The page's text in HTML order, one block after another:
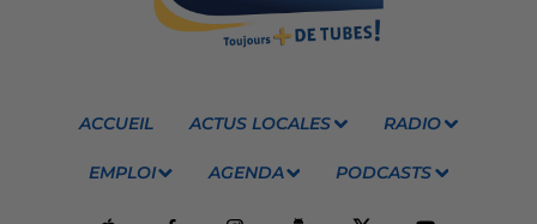
ACCUEIL ACTUS LOCALES RADIO
EMPLOI AGENDA PODCASTS